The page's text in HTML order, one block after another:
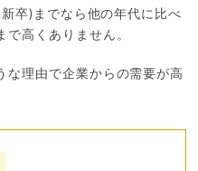
卒)までなら他の年代に比べ
高くありません。
な理由で企業からの需要が高